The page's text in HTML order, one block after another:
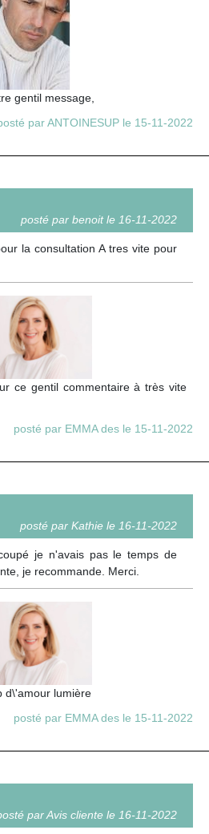
gentil message,
par ANTOINESUP le 15-11-2022
posté par benoit le 16-11-2022
la consultation A tres vite pour
ce gentil commentaire à très vite
posté par EMMA des le 15-11-2022
posté par Kathie le 16-11-2022
je n'avais pas le temps de
je recommande. Merci.
d\'amour lumière
posté par EMMA des le 15-11-2022
par Avis cliente le 16-11-2022